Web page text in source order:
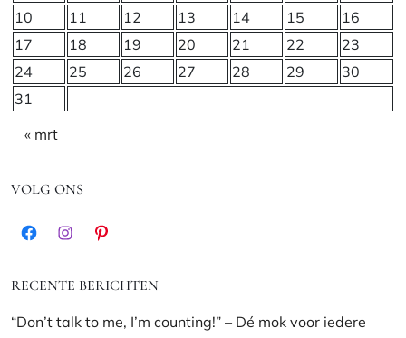
10
11 12 13 14 15
16
17
18 19 20 21 22
23
24
25 26 27 28 29
30
31
« mrt
VOLG ONS
FacebookInstagramPinterest
RECENTE BERICHTEN
“Don’t talk to me, I’m counting!” – Dé mok voor iedere